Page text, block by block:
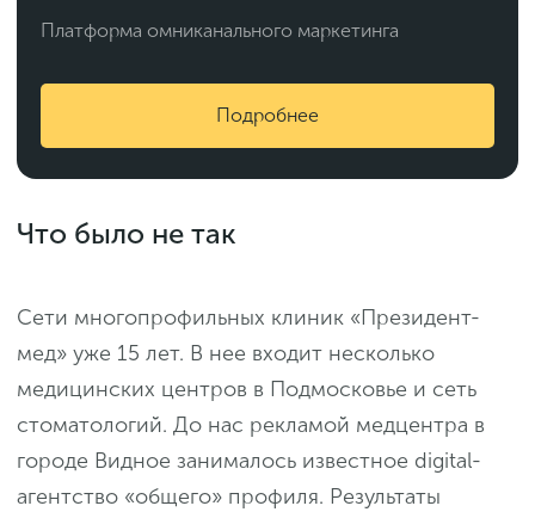
Платформа омниканального маркетинга
Подробнее
Что было не так
Сети многопрофильных клиник «Президент-
мед» уже 15 лет. В нее входит несколько
медицинских центров в Подмосковье и сеть
стоматологий. До нас рекламой медцентра в
городе Видное занималось известное digital-
агентство «общего» профиля. Результаты